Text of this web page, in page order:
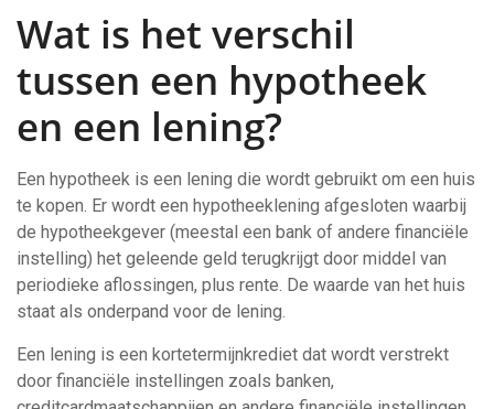
Wat is het verschil
tussen een hypotheek
en een lening?
Een hypotheek is een lening die wordt gebruikt om een huis
te kopen. Er wordt een hypotheeklening afgesloten waarbij
de hypotheekgever (meestal een bank of andere financiële
instelling) het geleende geld terugkrijgt door middel van
periodieke aflossingen, plus rente. De waarde van het huis
staat als onderpand voor de lening.
Een lening is een kortetermijnkrediet dat wordt verstrekt
door financiële instellingen zoals banken,